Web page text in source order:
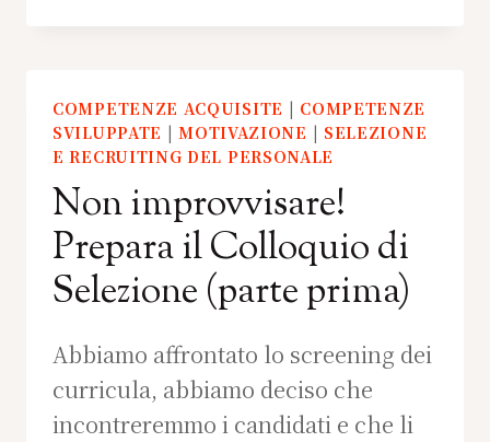
COMPETENZE ACQUISITE | COMPETENZE
SVILUPPATE |MOTIVAZIONE | SELEZIONE
E RECRUITING DEL PERSONALE
Non improvvisare!
Prepara il Colloquio di
Selezione (parte prima)
Abbiamo affrontato lo screening dei
curricula, abbiamo deciso che
incontreremmo i candidati e che li